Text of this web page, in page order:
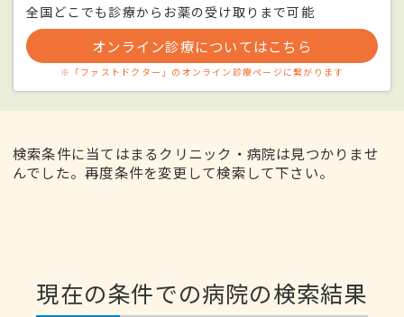
全国どこでも診療からお薬の受け取りまで可能
オンライン診療についてはこちら
※「ファストドクター」のオンライン診療ページに繋がります
検索条件に当てはまるクリニック・病院は見つかりませ
んでした。再度条件を変更して検索して下さい。
現在の条件での病院の検索結果